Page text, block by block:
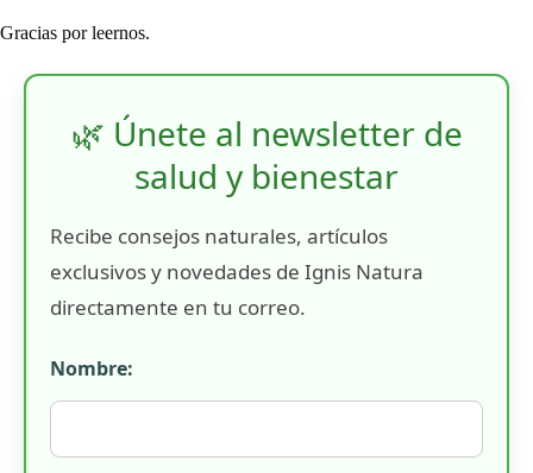
Gracias por leernos.
🌿 Únete al newsletter de
salud y bienestar
Recibe consejos naturales, artículos
exclusivos y novedades de Ignis Natura
directamente en tu correo.
Nombre: